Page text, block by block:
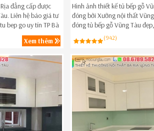
đẳng cấp được
Liên hệ báo giá tư
bep go uy tín TP Bà
Xem thêm
Hình ảnh thiết kế tủ bếp gỗ
đóng bởi Xưởng nội thất
đóng tủ bếp gỗ Vũng Tàu
Tàu ngay hôm nay
(942)